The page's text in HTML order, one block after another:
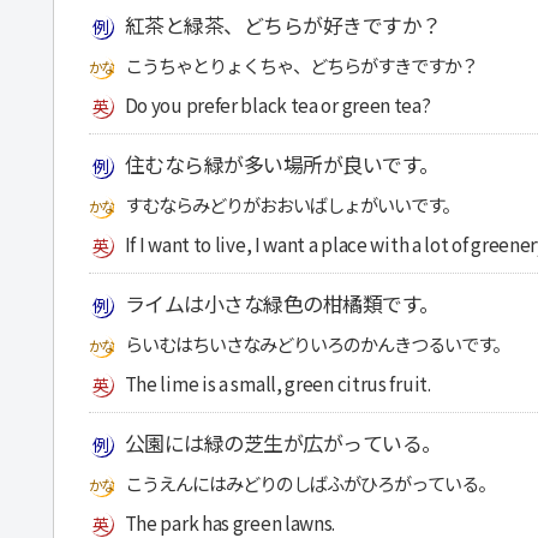
紅茶と緑茶、どちらが好きですか？
こうちゃとりょくちゃ、どちらがすきですか？
Do you prefer black tea or green tea?
住むなら緑が多い場所が良いです。
すむならみどりがおおいばしょがいいです。
If I want to live, I want a place with a lot of
ライムは小さな緑色の柑橘類です。
らいむはちいさなみどりいろのかんきつるいです。
The lime is a small, green citrus fruit.
公園には緑の芝生が広がっている。
こうえんにはみどりのしばふがひろがっている。
The park has green lawns.